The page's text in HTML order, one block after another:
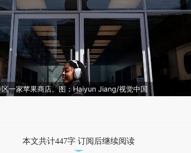
区一家苹果商店。图：Haiyun Jiang/视觉中国
图存在偏差。不代表财新观点和立场。推荐点
本文共计447字 订阅后继续阅读